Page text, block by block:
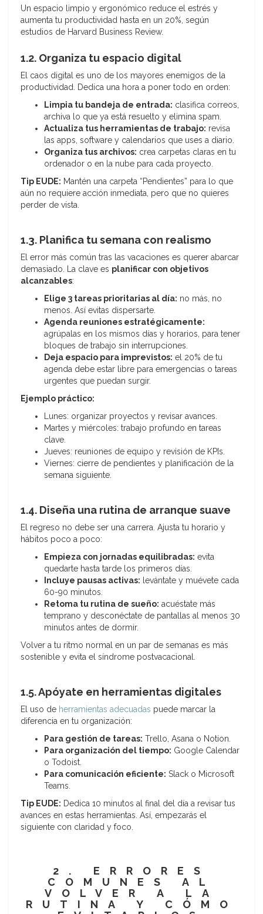
Un espacio limpio y ergonómico reduce el estrés y
aumenta tu productividad hasta en un 20%, según
estudios de Harvard Business Review.
1.2. Organiza tu espacio digital
El caos digital es uno de los mayores enemigos de la
productividad. Dedica una hora a poner todo en orden:
Limpia tu bandeja de entrada: clasifica correos,
archiva lo que ya está resuelto y elimina spam.
Actualiza tus herramientas de trabajo: revisa
las apps, software y calendarios que uses a diario.
Organiza tus archivos: crea carpetas claras en tu
ordenador o en la nube para cada proyecto.
Tip EUDE: Mantén una carpeta “Pendientes” para lo que
aún no requiere acción inmediata, pero que no quieres
perder de vista.
1.3. Planifica tu semana con realismo
El error más común tras las vacaciones es querer abarcar
demasiado. La clave es planificar con objetivos
alcanzables:
Elige 3 tareas prioritarias al día: no más, no
menos. Así evitas dispersarte.
Agenda reuniones estratégicamente:
agrúpalas en los mismos días y horarios, para tener
bloques de trabajo sin interrupciones.
Deja espacio para imprevistos: el 20% de tu
agenda debe estar libre para emergencias o tareas
urgentes que puedan surgir.
Ejemplo práctico:
Lunes: organizar proyectos y revisar avances.
Martes y miércoles: trabajo profundo en tareas
clave.
Jueves: reuniones de equipo y revisión de KPIs.
Viernes: cierre de pendientes y planificación de la
semana siguiente.
1.4. Diseña una rutina de arranque suave
El regreso no debe ser una carrera. Ajusta tu horario y
hábitos poco a poco:
Empieza con jornadas equilibradas: evita
quedarte hasta tarde los primeros días.
Incluye pausas activas: levántate y muévete cada
60-90 minutos.
Retoma tu rutina de sueño: acuéstate más
temprano y desconéctate de pantallas al menos 30
minutos antes de dormir.
Volver a tu ritmo normal en un par de semanas es más
sostenible y evita el síndrome postvacacional.
1.5. Apóyate en herramientas digitales
El uso de herramientas adecuadas puede marcar la
diferencia en tu organización:
Para gestión de tareas: Trello, Asana o Notion.
Para organización del tiempo: Google Calendar
o Todoist.
Para comunicación eficiente: Slack o Microsoft
Teams.
Tip EUDE: Dedica 10 minutos al final del día a revisar tus
avances en estas herramientas. Así, empezarás el
siguiente con claridad y foco.
2. ERRORES
COMUNES AL
VOLVER A LA
RUTINA Y CÓMO